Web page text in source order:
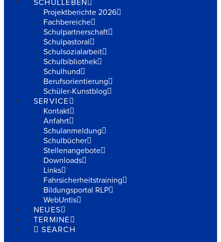
SCHULLEBEN
Projektberichte 2026
Fachbereiche
Schulpartnerschaft
Schulpastoral
Schulsozialarbeit
Schulbibliothek
Schulhund
Berufsorientierung
Schüler-Kunstblog
SERVICE
Kontakt
Anfahrt
Schulanmeldung
Schulbücher
Stellenangebote
Downloads
Links
Fahrsicherheitstraining
Bildungsportal RLP
WebUntis
NEUES
TERMINE
SEARCH